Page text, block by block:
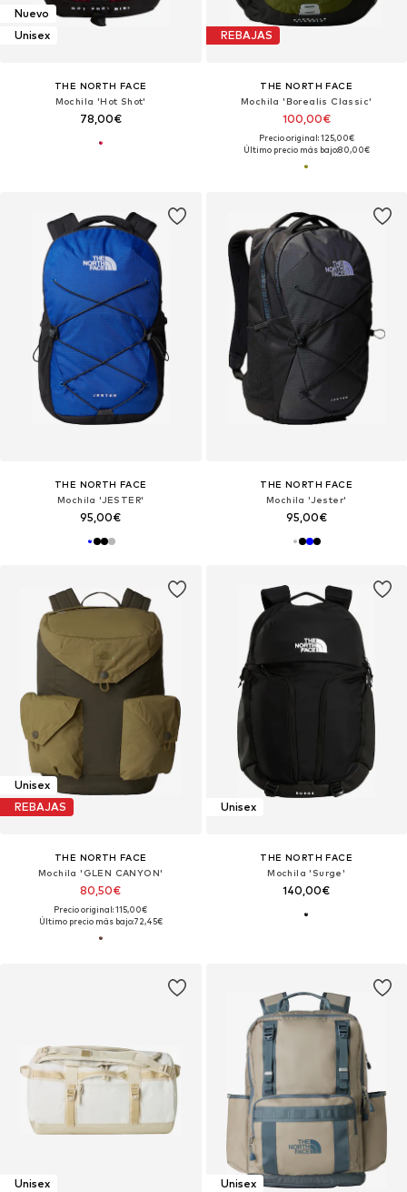
Nuevo
Unisex
THE NORTH FACE
Mochila 'Hot Shot'
78,00€
REBAJAS
THE NORTH FACE
Mochila 'Borealis Classic'
100,00€
Precio original: 125,00€
Último precio más bajo:80,00€
THE NORTH FACE
Mochila 'JESTER'
95,00€
THE NORTH FACE
Mochila 'Jester'
95,00€
Unisex
REBAJAS
THE NORTH FACE
Mochila 'GLEN CANYON'
80,50€
Precio original: 115,00€
Último precio más bajo:72,45€
Unisex
THE NORTH FACE
Mochila 'Surge'
140,00€
Unisex
Unisex